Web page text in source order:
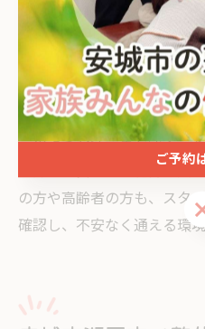
が大切です。また、妊娠初
事前に医師へ相談し、サ
ください。施術前に体調や
し、無理な施術を断る勇気
このような注意点を守るこ
に抑え、安心して施術を受
の方や高齢者の方も、スタ
確認し、不安なく通える環
ご予
ご予約